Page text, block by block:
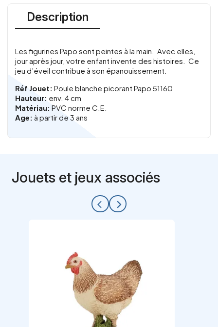
Description
Les figurines Papo sont peintes à la main. Avec elles,
jour après jour, votre enfant invente des histoires. Ce
jeu d’éveil contribue à son épanouissement.
Réf Jouet: Poule blanche picorant Papo 51160
Hauteur: env. 4 cm
Matériau: PVC norme C.E.
Age: à partir de 3 ans
Jouets et jeux associés
arrow_back_ios arrow_forward_ios